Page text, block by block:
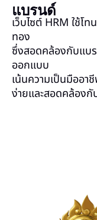
แบรนด์
เว็บไซต์ HRM ใช้โ
ทอง
ซึ่งสอดคล้องกับแบ
ออกแบบ
เน้นความเป็นมืออา
ง่ายและสอดคล้อง